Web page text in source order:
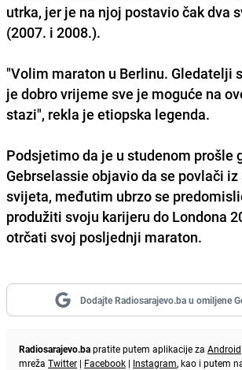
utrka, jer je na njoj postavio čak dva
(2007. i 2008.).
"Volim maraton u Berlinu. Gledatelji
je dobro vrijeme sve je moguće na
stazi", rekla je etiopska legenda.
Podsjetimo da je u studenom prošle
Gebrselassie objavio da se povlači
svijeta, međutim ubrzo se
produžiti svoju karijeru do Londona
otrčati svoj posljednji maraton.
Dodajte Radiosarajevo.ba u omiljene
Radiosarajevo.bapratite putem aplikacije za Android
mreža Twitter | Facebook | Instagram, kao i putem